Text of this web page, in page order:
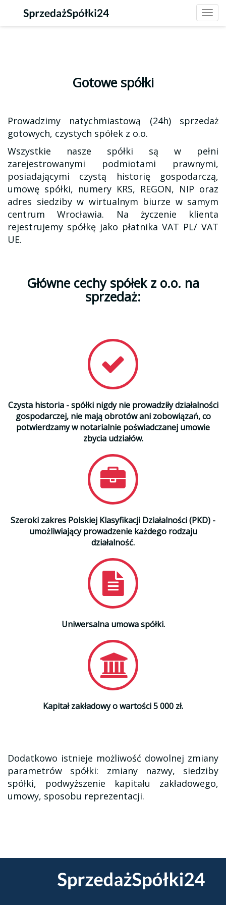
Gotowe spółki
Prowadzimy natychmiastową (24h) sprzedaż
gotowych, czystych spółek z o.o.
Wszystkie nasze spółki są w pełni
zarejestrowanymi podmiotami prawnymi,
posiadającymi czystą historię gospodarczą,
umowę spółki, numery KRS, REGON, NIP oraz
adres siedziby w wirtualnym biurze w samym
centrum Wrocławia. Na życzenie klienta
rejestrujemy spółkę jako płatnika VAT PL/ VAT
UE.
Główne cechy spółek z o.o. na
sprzedaż:
Czysta historia - spółki nigdy nie prowadziły działalności
gospodarczej, nie mają obrotów ani zobowiązań, co
potwierdzamy w notarialnie poświadczanej umowie
zbycia udziałów.
Szeroki zakres Polskiej Klasyfikacji Działalności (PKD) -
umożliwiający prowadzenie każdego rodzaju
działalność.
Uniwersalna umowa spółki.
Kapitał zakładowy o wartości 5 000 zł.
Dodatkowo istnieje możliwość dowolnej zmiany
parametrów spółki: zmiany nazwy, siedziby
spółki, podwyższenie kapitału zakładowego,
umowy, sposobu reprezentacji.